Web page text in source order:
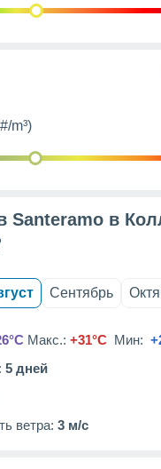
m³)
Santeramo в
Сентябрь
Макс.: +31°C Мин:
5 дней
ветра: 3 м/с